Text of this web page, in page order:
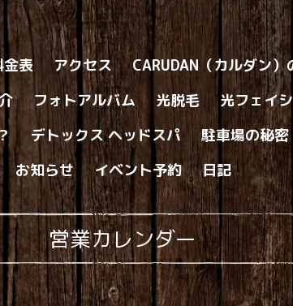
金表 アクセス CARUDAN（カルダン）
フォトアルバム 光脱毛 光フェイ
デトックス ヘッドスパ 駐車場の秘密
お知らせ
イベント予約 日記
営業カレンダー